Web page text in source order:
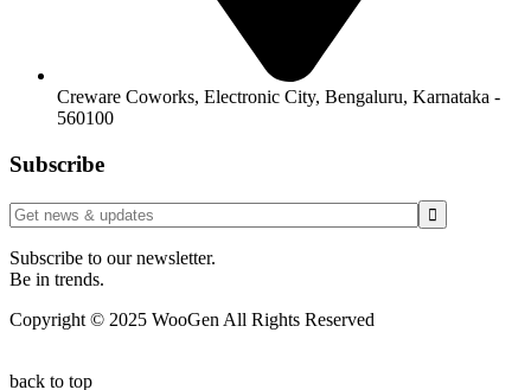
Creware Coworks, Electronic City, Bengaluru, Karnataka -
560100
Subscribe
Subscribe to our newsletter.
Be in trends.
Copyright © 2025 WooGen All Rights Reserved
back to top